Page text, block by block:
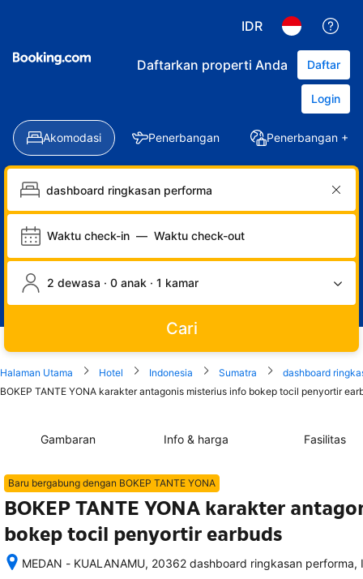
IDR
Daftarkan properti Anda Daftar
Login
Akomodasi Penerbangan Penerbangan +
Waktu check-in — Waktu check-out
2 dewasa · 0 anak · 1 kamar
Cari
Halaman Utama Hotel Indonesia Sumatra
dashboard
BOKEP TANTE YONA karakter antagonis misterius info bokep tocil penyortir
Gambaran Info & harga Fasilitas
Baru bergabung dengan BOKEP TANTE YONA
BOKEP TANTE YONA karakter
bokep tocil penyortir earbuds
MEDAN - KUALANAMU, 20362 dashboard ringkasan performa,